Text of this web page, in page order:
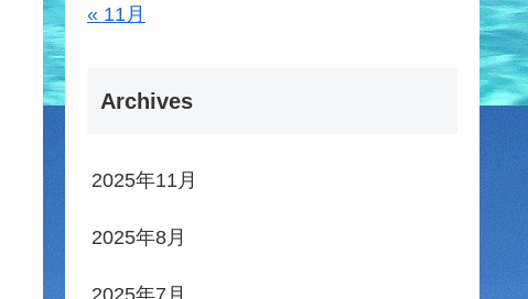
« 11月
Archives
2025年11月
2025年8月
2025年7月